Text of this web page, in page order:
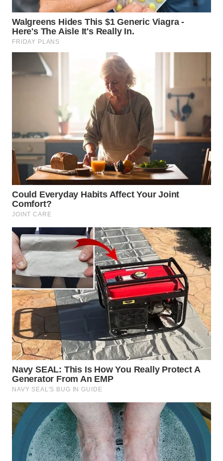
WN
SUMEDANG
CIANJUR
KEPULAUAN
TANGERANG
WN
BINJAI
CIREBON
WN
INDRAMAYU
WN
KUNINGAN
WN
MAJALENGKA
WN
SUBANG
WN
SUKABUMI
WN
PURWAKARTA